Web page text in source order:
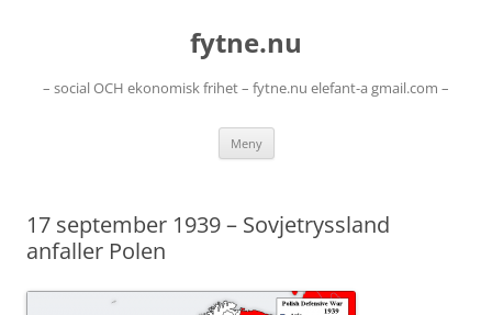
fytne.nu
– social OCH ekonomisk frihet – fytne.nu elefant-a gmail.com –
Meny
17 september 1939 – Sovjetryssland
anfaller Polen